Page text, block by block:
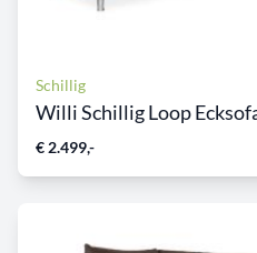
Schillig
Willi Schillig Loop
€ 2.499,-